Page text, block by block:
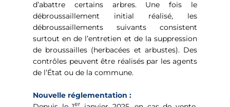
d’abattre certains arbres. Une fois le
débroussaillement initial réalisé, les
débroussaillements suivants consistent
surtout en de l’entretien et de la suppression
de broussailles (herbacées et arbustes). Des
contrôles peuvent être réalisés par les agents
de l’État ou de la commune.
Nouvelle réglementation :
er